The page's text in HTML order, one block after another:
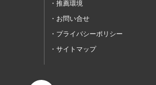
推薦環境
お問い合せ
プライバシーポリシー
サイトマップ